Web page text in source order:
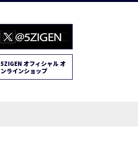
5ZIGEN オフィシャル オ
ンラインショップ